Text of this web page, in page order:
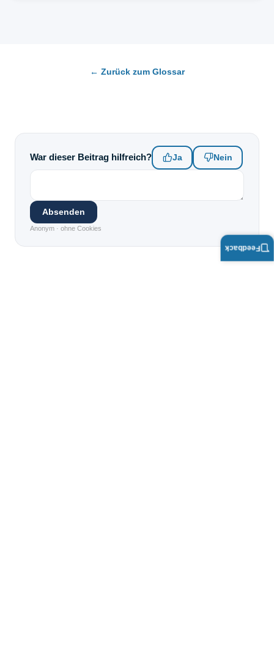
← Zurück zum Glossar
War dieser Beitrag hilfreich? Ja Nein
Absenden
Anonym · ohne Cookies
Feedback